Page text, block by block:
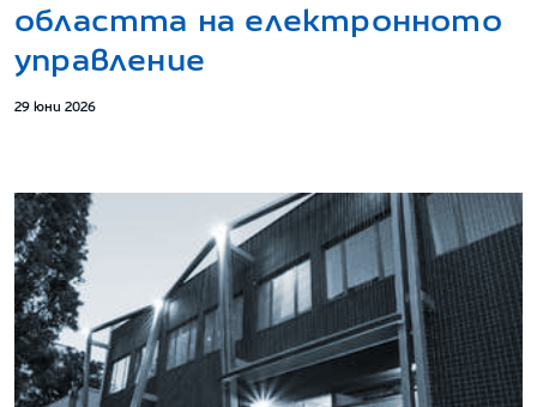
областта на електронното
управление
29 юни 2026